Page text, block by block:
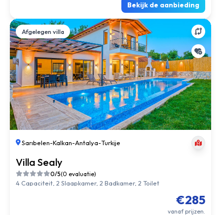
Bekijk de aanbieding
Afgelegen villa
Sarıbelen-Kalkan-Antalya-Turkije
Villa Sealy
0/5(0 evaluatie)
4 Capaciteit, 2 Slaapkamer, 2 Badkamer, 2 Toilet
€285
vanaf prijzen.